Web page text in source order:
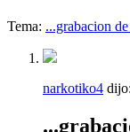
Tema: ...grabacion
narkotiko4 dijo: